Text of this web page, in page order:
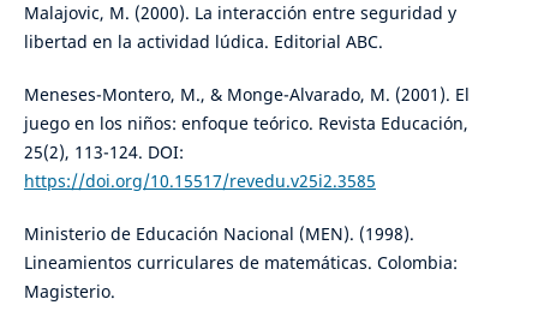
Malajovic, M. (2000). La interacción entre seguridad y
libertad en la actividad lúdica. Editorial ABC.
Meneses-Montero, M., & Monge-Alvarado, M. (2001). El
juego en los niños: enfoque teórico. Revista Educación,
25(2), 113-124. DOI:
https://doi.org/10.15517/revedu.v25i2.3585
Ministerio de Educación Nacional (MEN). (1998).
Lineamientos curriculares de matemáticas. Colombia:
Magisterio.